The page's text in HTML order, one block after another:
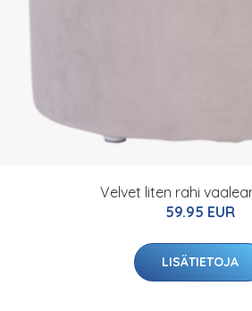
Velvet liten rahi
59.95 EUR
LISÄTIETOJA